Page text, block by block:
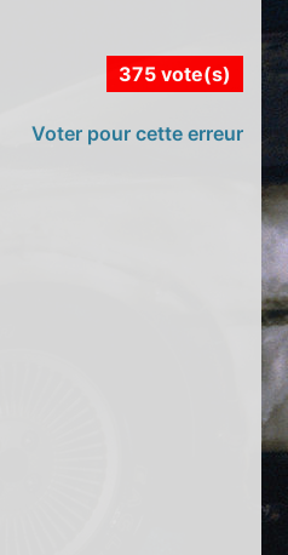
375 vote(s)
Voter pour cette erreur